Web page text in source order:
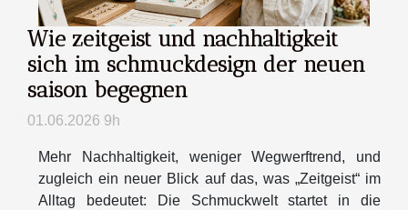
Wie zeitgeist und nachhaltigkeit
sich im schmuckdesign der neuen
saison begegnen
01.06.2026 9h
Mehr Nachhaltigkeit, weniger Wegwerftrend, und
zugleich ein neuer Blick auf das, was „Zeitgeist“ im
Alltag bedeutet: Die Schmuckwelt startet in die